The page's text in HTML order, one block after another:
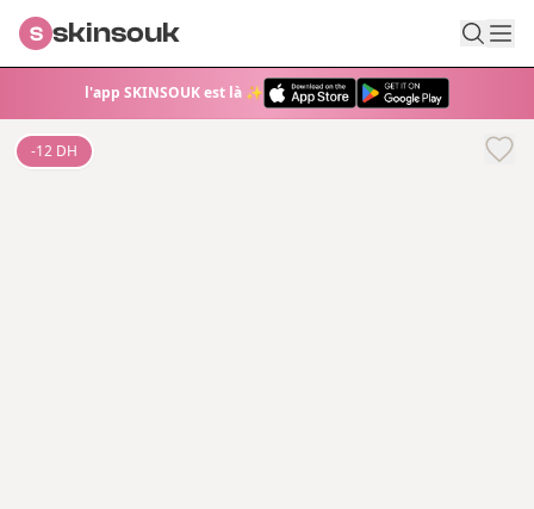
l'app SKINSOUK est là ✨
S skinsouk
-12 DH